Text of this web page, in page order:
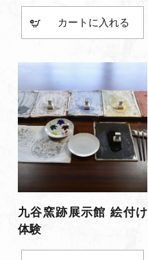
カート
九谷窯跡展示館 絵付け
体験